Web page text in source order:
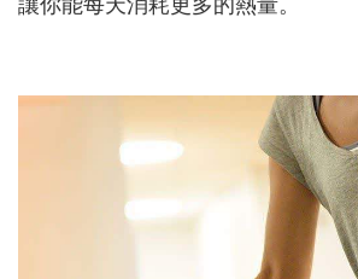
讓你能每天消耗更多的熱量。